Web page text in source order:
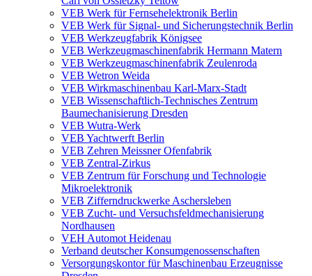
VEB Werk für Fernsehelektronik Berlin
VEB Werk für Signal- und Sicherungstechnik Berlin
VEB Werkzeugfabrik Königsee
VEB Werkzeugmaschinenfabrik Hermann Matern
VEB Werkzeugmaschinenfabrik Zeulenroda
VEB Wetron Weida
VEB Wirkmaschinenbau Karl-Marx-Stadt
VEB Wissenschaftlich-Technisches Zentrum
Baumechanisierung Dresden
VEB Wutra-Werk
VEB Yachtwerft Berlin
VEB Zehren Meissner Ofenfabrik
VEB Zentral-Zirkus
VEB Zentrum für Forschung und Technologie
Mikroelektronik
VEB Zifferndruckwerke Aschersleben
VEB Zucht- und Versuchsfeldmechanisierung
Nordhausen
VEH Automot Heidenau
Verband deutscher Konsumgenossenschaften
Versorgungskontor für Maschinenbau Erzeugnisse